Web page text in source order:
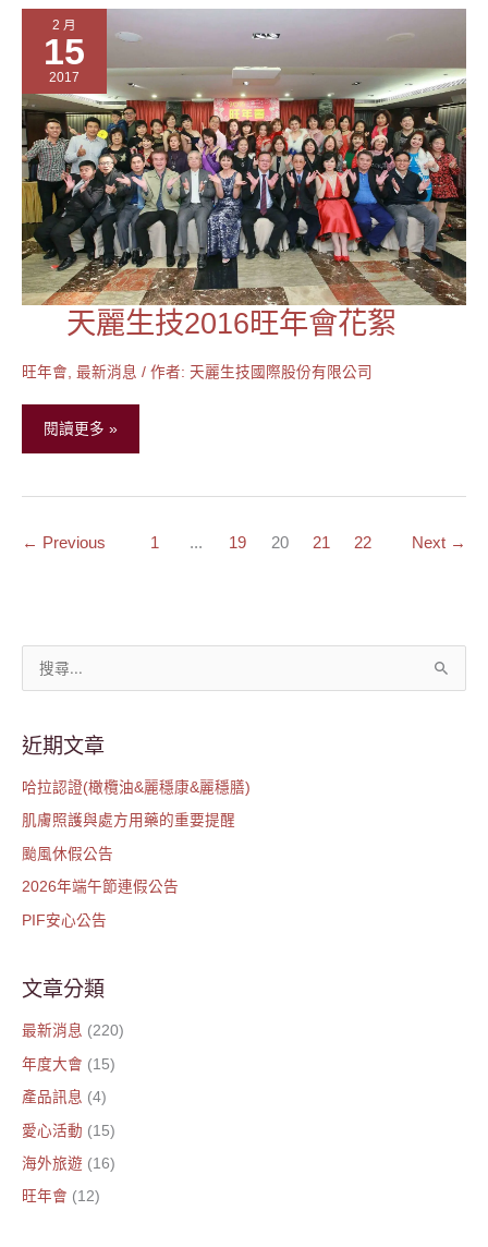
旅
2 月
15
2017
天麗生技2016旺年會花絮
旺年會 最新消息 / 作者: 天麗生技國際股份有限公司
生
2016
旺
花
閱讀更多 »
← Previous 1 ... 19 20 21 22 Next →
關
字
:
近期文章
哈拉認證(橄欖油&麗穩康&麗穩膳)
肌膚照護與處方用藥的重要提醒
颱風休假公告
2026年端午節連假公告
PIF安心公告
文章分類
最新消息 (220)
年度大會 (15)
產品訊息 (4)
愛心活動 (15)
海外旅遊 (16)
旺年會 (12)